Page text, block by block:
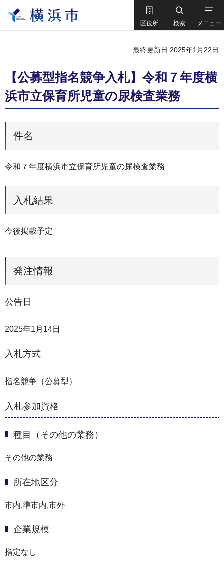
区役所 検索 メニュー
最終更新日 2025年1月22日
【公募型指名競争入札】令和７年度横
浜市立保育所児童の尿検査業務
件名
令和７年度横浜市立保育所児童の尿検査業務
入札結果
今後掲載予定
発注情報
公告日
2025年1月14日
入札方式
指名競争（公募型）
入札参加資格
種目（その他の業務）
その他の業務
所在地区分
市内,準市内,市外
企業規模
指定なし